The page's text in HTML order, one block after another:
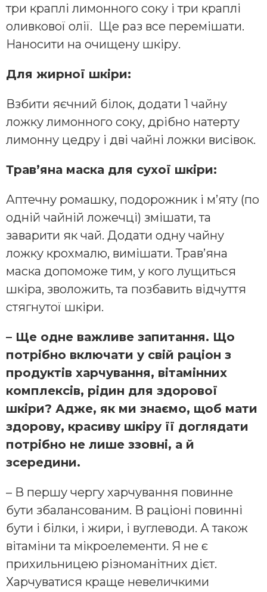
три краплі лимонного соку і три краплі
оливкової олії. Ще раз все перемішати.
Наносити на очищену шкіру.
Для жирної шкіри:
Взбити яєчний білок, додати 1 чайну
ложку лимонного соку, дрібно натерту
лимонну цедру і дві чайні ложки висівок.
Трав’яна маска для сухої шкіри:
Аптечну ромашку, подорожник і м’яту (по
одній чайній ложечці) змішати, та
заварити як чай. Додати одну чайну
ложку крохмалю, вимішати. Трав’яна
маска допоможе тим, у кого лущиться
шкіра, зволожить, та позбавить відчуття
стягнутої шкіри.
– Ще одне важливе запитання. Що
потрібно включати у свій раціон з
продуктів харчування, вітамінних
комплексів, рідин для здорової
шкіри? Адже, як ми знаємо, щоб мати
здорову, красиву шкіру її доглядати
потрібно не лише ззовні, а й
зсередини.
– В першу чергу харчування повинне
бути збалансованим. В раціоні повинні
бути і білки, і жири, і вуглеводи. А також
вітаміни та мікроелементи. Я не є
прихильницею різноманітних дієт.
Харчуватися краще невеличкими